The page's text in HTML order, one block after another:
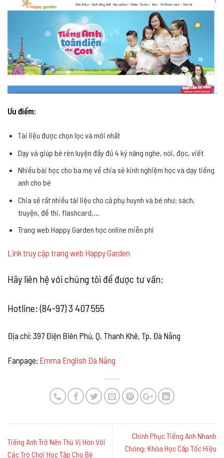
Ưu điểm:
Tài liệu được chọn lọc và mới nhất
Dạy và giúp bé rèn luyện đầy đủ 4 kỹ năng nghe, nói, đọc, viết
Nhiều bài học cho ba mẹ về chia sẻ kinh nghiệm học và dạy tiếng
anh cho bé
Chia sẽ rất nhiều tài liệu cho cả phụ huynh và bé như: sách,
truyện, đề thi, flashcard,…
Trang web Happy Garden học online miễn phí
Link truy cập trang web Happy Garden
Hãy liên hệ với chúng tôi để được tư vấn:
Hotline: (84-97) 3 407 555
Địa chỉ: 397 Điện Biên Phủ, Q. Thanh Khê, Tp. Đà Nẵng
Fanpage: Emma English Đà Nẵng
Tiếng Anh Trở Nên Thú Vị Hơn Với
Các Trò Chơi Học Tập Cho Bé
Chinh Phục Tiếng Anh Nhanh
Chóng: Khóa Học Cấp Tốc Hiệu